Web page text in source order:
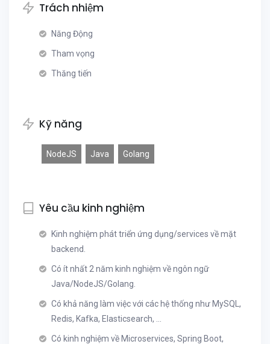
Trách nhiệm
Năng Động
Tham vọng
Thăng tiến
Kỹ năng
NodeJS Java Golang
Yêu cầu kinh nghiệm
Kinh nghiệm phát triển ứng dụng/services về mặt
backend.
Có ít nhất 2 năm kinh nghiệm về ngôn ngữ
Java/NodeJS/Golang.
Có khả năng làm việc với các hệ thống như MySQL,
Redis, Kafka, Elasticsearch, …
Có kinh nghiệm về Microservices, Spring Boot,